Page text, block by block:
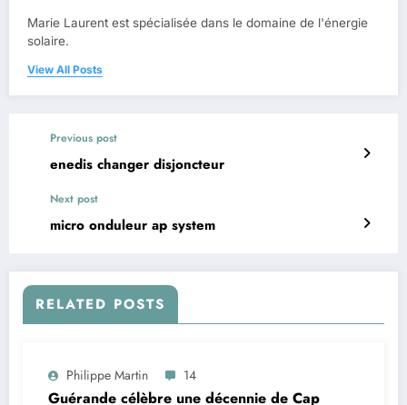
Marie Laurent est spécialisée dans le domaine de l'énergie
solaire.
View All Posts
Previous post
enedis changer disjoncteur
Next post
micro onduleur ap system
RELATED POSTS
Philippe Martin 14
Guérande célèbre une décennie de Cap